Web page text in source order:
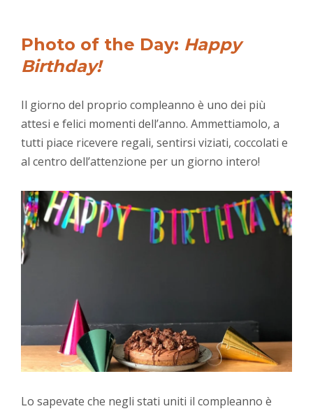
Photo of the Day: Happy
Birthday!
Il giorno del proprio compleanno è uno dei più
attesi e felici momenti dell’anno. Ammettiamolo, a
tutti piace ricevere regali, sentirsi viziati, coccolati e
al centro dell’attenzione per un giorno intero!
Lo sapevate che negli stati uniti il compleanno è